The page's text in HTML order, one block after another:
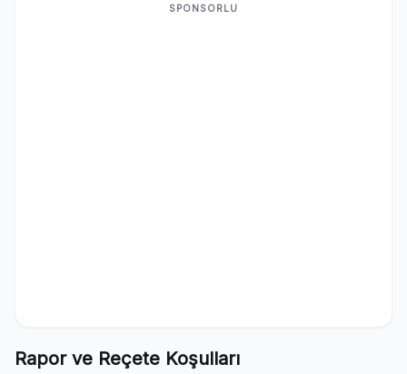
SPONSORLU
Rapor ve Reçete Koşulları